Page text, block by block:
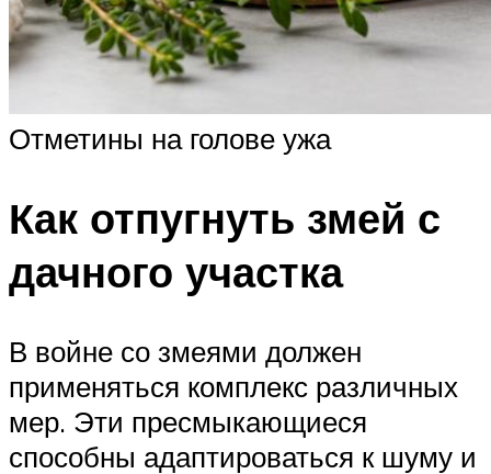
Отметины на голове ужа
Как отпугнуть змей с
дачного участка
В войне со змеями должен
применяться комплекс различных
мер. Эти пресмыкающиеся
способны адаптироваться к шуму и